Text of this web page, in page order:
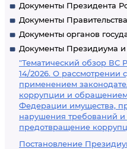
Документы Президента
Документы
Документы органов
Документы Президиума
"Тематический обзор ВС
14/2026. О рассмотрении
применением
коррупции и
Федерации имущества,
нарушения требований
предотвращение
Постановление